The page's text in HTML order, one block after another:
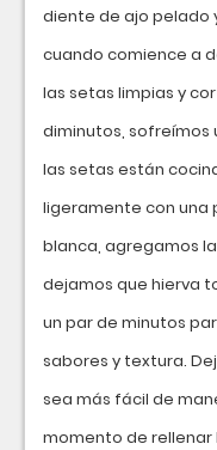
diente de ajo pelado
cuando comience a
las setas limpias y
diminutos, sofreímos
las setas están
ligeramente con una
blanca, agregamos
dejamos que hierva
un par de minutos
sabores y textura.
sea más fácil de
momento de rellenar